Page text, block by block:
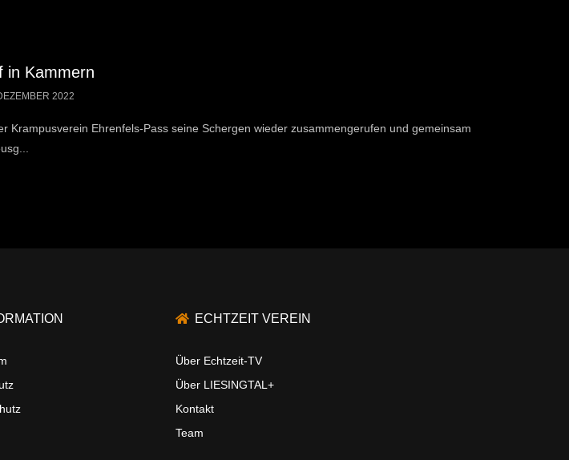
in Kammern
2022
Krampusverein Ehrenfels-Pass seine Schergen wieder zusammengerufen und gemeinsam
ECHTZEIT VEREIN
Über Echtzeit-TV
Über LIESINGTAL+
Kontakt
Team